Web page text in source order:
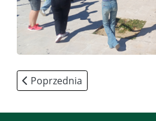
Poprzednia strona: Wyjście
Poprzednia